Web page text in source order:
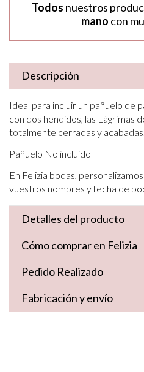
Todos nuestros
mano con
Descripción
Ideal para incluir un pañuelo de
con dos hendidos, las Lágrimas
totalmente cerradas y acabadas.
Pañuelo No incluido
En Felizia bodas,
vuestros nombres y fecha de
Detalles del producto
Cómo comprar en Felizia
Pedido Realizado
Fabricación y envío